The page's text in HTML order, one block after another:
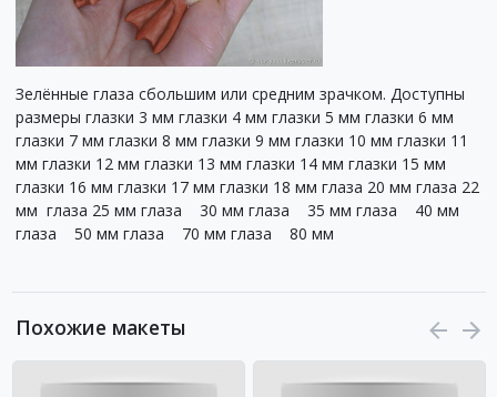
Зелённые глаза сбольшим или средним зрачком. Доступны
размеры глазки 3 мм глазки 4 мм глазки 5 мм глазки 6 мм
глазки 7 мм глазки 8 мм глазки 9 мм глазки 10 мм глазки 11
мм глазки 12 мм глазки 13 мм глазки 14 мм глазки 15 мм
глазки 16 мм глазки 17 мм глазки 18 мм глаза 20 мм глаза 22
мм глаза 25 мм глаза 30 мм глаза 35 мм глаза 40 мм
глаза 50 мм глаза 70 мм глаза 80 мм
Похожие макеты